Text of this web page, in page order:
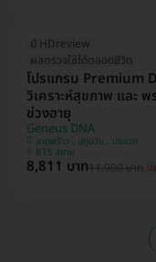
มี HDreview
ผลตรวจใช้ได้ตลอดชีวิต
โปรแกรม Premium
วิเคราะห์สุขภาพ และ
ช่วงอายุ
Geneus DNA
ลาดพร้าว , ปทุมวัน , ประเวศ
BTS สยาม
8,811 บาท11,900 บาท ป